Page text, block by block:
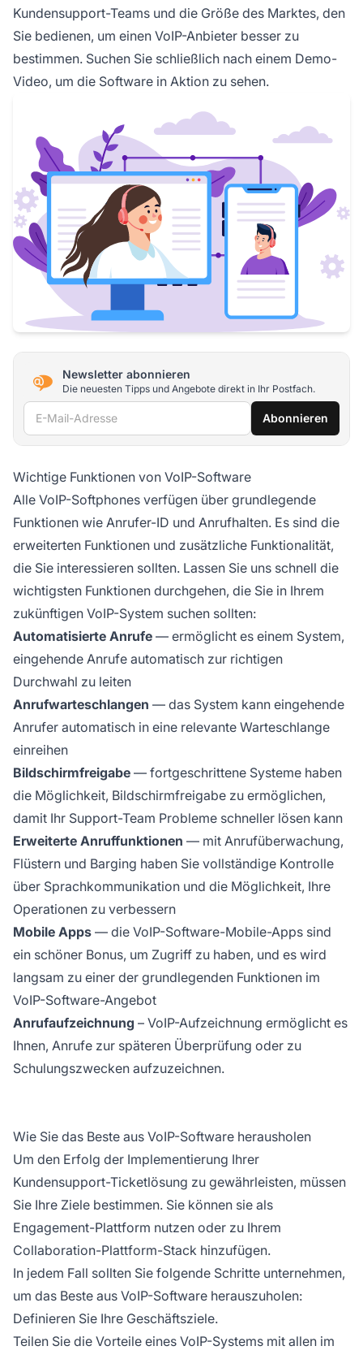
Kundensupport-Teams und die Größe des Marktes, den
Sie bedienen, um einen VoIP-Anbieter besser zu
bestimmen. Suchen Sie schließlich nach einem Demo-
Video, um die Software in Aktion zu sehen.
Newsletter abonnieren
Die neuesten Tipps und Angebote direkt in Ihr Postfach.
E-Mail-Adresse Abonnieren
Wichtige Funktionen von VoIP-Software
Alle VoIP-Softphones verfügen über grundlegende
Funktionen wie Anrufer-ID und Anrufhalten. Es sind die
erweiterten Funktionen und zusätzliche Funktionalität,
die Sie interessieren sollten. Lassen Sie uns schnell die
wichtigsten Funktionen durchgehen, die Sie in Ihrem
zukünftigen VoIP-System suchen sollten:
Automatisierte Anrufe — ermöglicht es einem System,
eingehende Anrufe automatisch zur richtigen
Durchwahl zu leiten
Anrufwarteschlangen — das System kann eingehende
Anrufer automatisch in eine relevante Warteschlange
einreihen
Bildschirmfreigabe — fortgeschrittene Systeme haben
die Möglichkeit, Bildschirmfreigabe zu ermöglichen,
damit Ihr Support-Team Probleme schneller lösen kann
Erweiterte Anruffunktionen — mit Anrufüberwachung,
Flüstern und Barging haben Sie vollständige Kontrolle
über Sprachkommunikation und die Möglichkeit, Ihre
Operationen zu verbessern
Mobile Apps — die VoIP-Software-Mobile-Apps sind
ein schöner Bonus, um Zugriff zu haben, und es wird
langsam zu einer der grundlegenden Funktionen im
VoIP-Software-Angebot
Anrufaufzeichnung – VoIP-Aufzeichnung ermöglicht es
Ihnen, Anrufe zur späteren Überprüfung oder zu
Schulungszwecken aufzuzeichnen.
Wie Sie das Beste aus VoIP-Software herausholen
Um den Erfolg der Implementierung Ihrer
Kundensupport-Ticketlösung zu gewährleisten, müssen
Sie Ihre Ziele bestimmen. Sie können sie als
Engagement-Plattform nutzen oder zu Ihrem
Collaboration-Plattform-Stack hinzufügen.
In jedem Fall sollten Sie folgende Schritte unternehmen,
um das Beste aus VoIP-Software herauszuholen:
Definieren Sie Ihre Geschäftsziele.
Teilen Sie die Vorteile eines VoIP-Systems mit allen im